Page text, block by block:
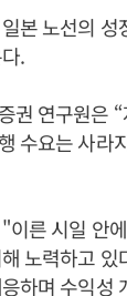
본 노선의
.
권 연구원은
수요는 사라
이른 시일 안
노력하고
하며 수익성